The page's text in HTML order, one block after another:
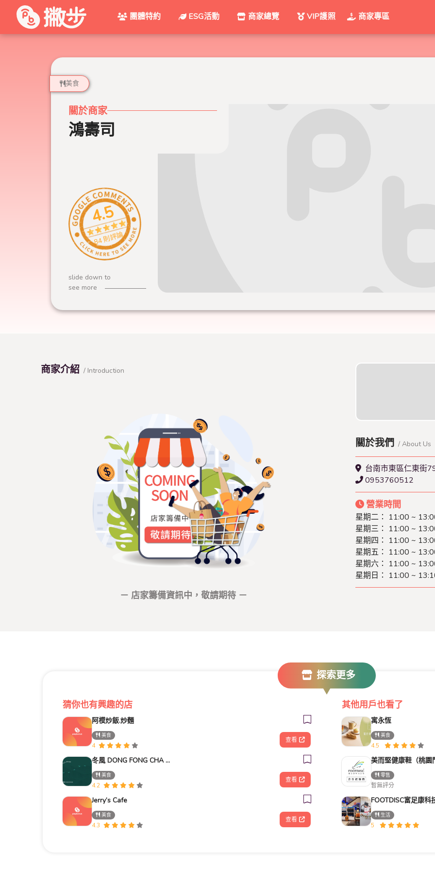
團體特約 ESG活動 商家總覽 VIP護照 商家專區
美食
關於商家
鴻壽司
4.5
84 則評論
slide down to
see more
商家介紹 / Introduction
－ 店家籌備資訊中，敬請期待 －
關於我們 / About Us
台南市東區仁東街
0953760512
營業時間
星期二： 11:00 ~
星期三： 11:00 ~
星期四： 11:00 ~
星期五： 11:00 ~
星期六： 11:00 ~
星期日： 11:00 ~
探索更多
猜你也有興趣的店
阿模炒飯.炒麵
美食
4
查看
冬風 DONG FONG CHA 冬瓜茶專賣店
美食
4.2
查看
Jerry’s Cafe
美食
4.3
查看
其他用戶也看了
寓永恆
美食
4.5
美而堅健康鞋（桃園
零售
暫無評分
生活
5